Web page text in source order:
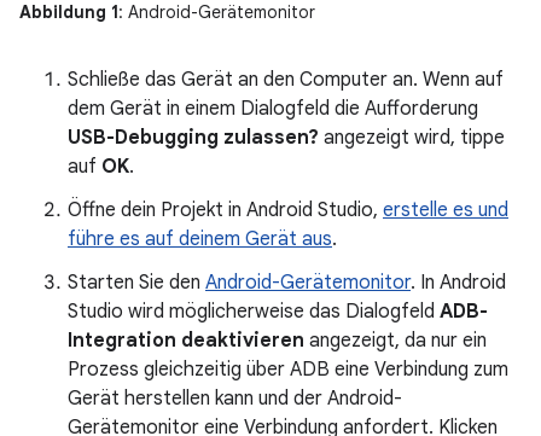
Abbildung 1: Android-Gerätemonitor
Schließe das Gerät an den Computer an. Wenn auf
dem Gerät in einem Dialogfeld die Aufforderung
USB-Debugging zulassen? angezeigt wird, tippe
auf OK.
Öffne dein Projekt in Android Studio, erstelle es und
führe es auf deinem Gerät aus.
Starten Sie den Android-Gerätemonitor. In Android
Studio wird möglicherweise das Dialogfeld ADB-
Integration deaktivieren angezeigt, da nur ein
Prozess gleichzeitig über ADB eine Verbindung zum
Gerät herstellen kann und der Android-
Gerätemonitor eine Verbindung anfordert. Klicken